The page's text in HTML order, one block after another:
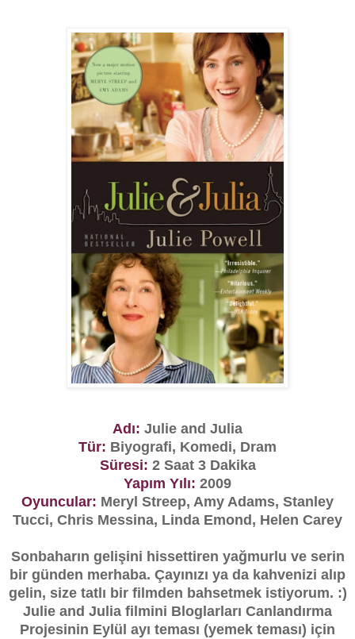
Adı: Julie and Julia
Tür: Biyografi, Komedi, Dram
Süresi: 2 Saat 3 Dakika
Yapım Yılı: 2009
Oyuncular: Meryl Streep, Amy Adams, Stanley
Tucci, Chris Messina, Linda Emond, Helen Carey
Sonbaharın gelişini hissettiren yağmurlu ve serin
bir günden merhaba. Çayınızı ya da kahvenizi alıp
gelin, size tatlı bir filmden bahsetmek istiyorum. :)
Julie and Julia filmini Bloglarları Canlandırma
Projesinin Eylül ayı teması (yemek teması) için